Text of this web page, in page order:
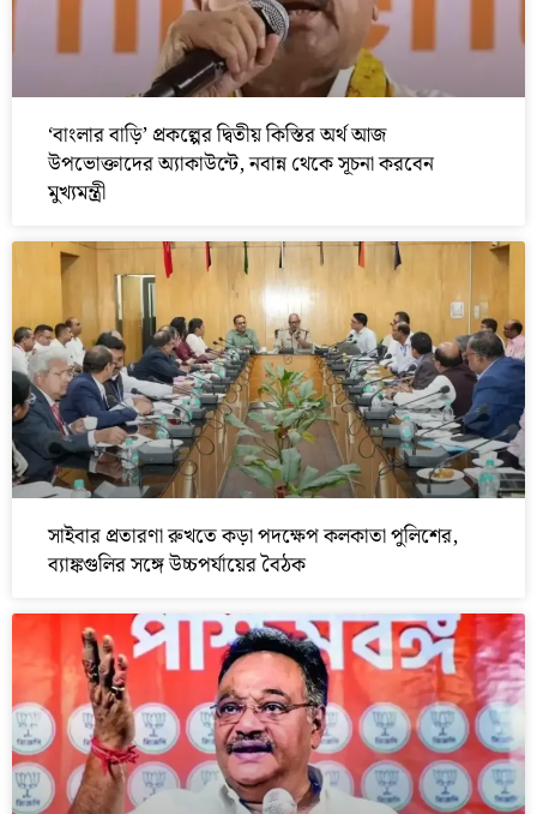
‘বাংলার বাড়ি’ প্রকল্পের দ্বিতীয় কিস্তির অর্থ আজ
উপভোক্তাদের অ্যাকাউন্টে, নবান্ন থেকে সূচনা করবেন
মুখ্যমন্ত্রী
সাইবার প্রতারণা রুখতে কড়া পদক্ষেপ কলকাতা পুলিশের,
ব্যাঙ্কগুলির সঙ্গে উচ্চপর্যায়ের বৈঠক